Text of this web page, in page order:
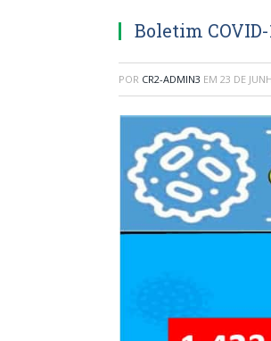
Boletim COVID-
POR CR2-ADMIN3 EM 23 DE